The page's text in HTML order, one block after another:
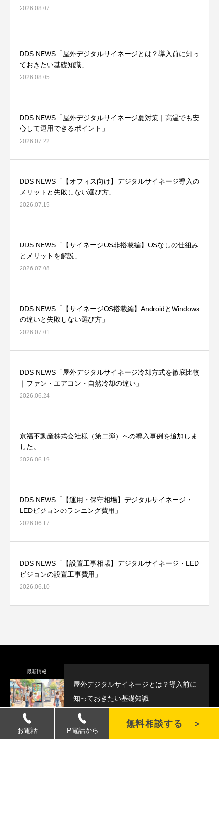
お電話 IP電話から
無料相談する ＞
2026.08.07
DDS NEWS「屋外デジタルサイネージとは？導入前に知っ
ておきたい基礎知識」
2026.08.05
DDS NEWS「屋外デジタルサイネージ夏対策｜高温でも安
心して運用できるポイント」
2026.07.22
DDS NEWS「【オフィス向け】デジタルサイネージ導入の
メリットと失敗しない選び方」
2026.07.15
DDS NEWS「【サイネージOS非搭載編】OSなしの仕組み
とメリットを解説」
2026.07.08
DDS NEWS「【サイネージOS搭載編】AndroidとWindows
の違いと失敗しない選び方」
2026.07.01
DDS NEWS「屋外デジタルサイネージ冷却方式を徹底比較
｜ファン・エアコン・自然冷却の違い」
2026.06.24
京福不動産株式会社様（第二弾）への導入事例を追加しま
した。
2026.06.19
DDS NEWS「【運用・保守相場】デジタルサイネージ・
LEDビジョンのランニング費用」
2026.06.17
DDS NEWS「【設置工事相場】デジタルサイネージ・LED
ビジョンの設置工事費用」
2026.06.10
最新情報
屋外デジタルサイネージとは？導入前に
知っておきたい基礎知識